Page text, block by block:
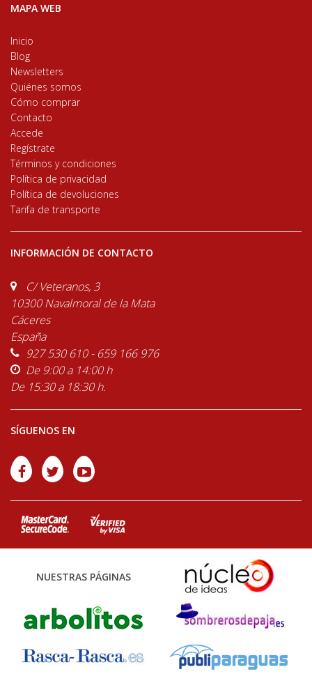
MAPA WEB
Inicio
Blog
Newsletters
Quiénes somos
Cómo comprar
Contacto
Accede
Regístrate
Términos y condiciones
Política de privacidad
Política de devoluciones
Tarifa de transporte
INFORMACIÓN DE CONTACTO
C/ Veteranos, 3
10300 Navalmoral de la Mata
Cáceres
España
927 530 610 - 659 166 976
De 9:00 a 14:00 h
De 15:30 a 18:30 h.
SÍGUENOS EN
NUESTRAS PÁGINAS